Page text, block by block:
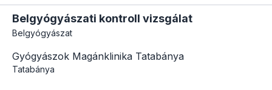
Belgyógyászati kontroll vizsgálat
Belgyógyászat
Gyógyászok Magánklinika Tatabánya
Tatabánya